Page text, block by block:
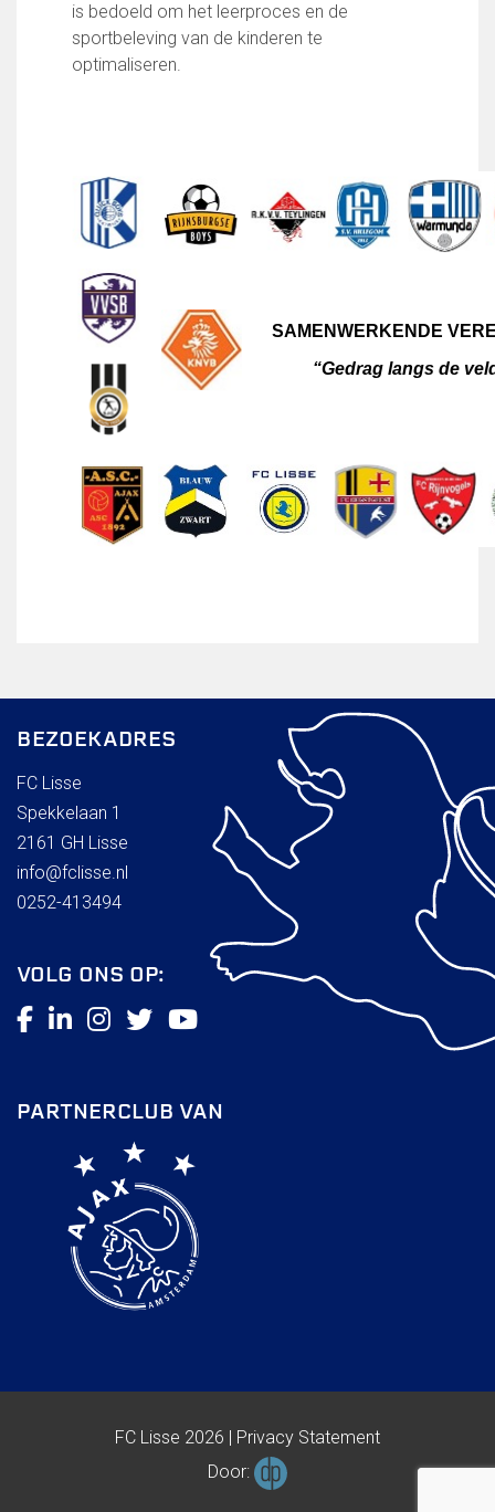
is bedoeld om het leerproces en de
sportbeleving van de kinderen te
optimaliseren.
BEZOEKADRES
FC Lisse
Spekkelaan 1
2161 GH Lisse
info@fclisse.nl
0252-413494
VOLG ONS OP:
PARTNERCLUB VAN
FC Lisse 2026 | Privacy Statement
Door: